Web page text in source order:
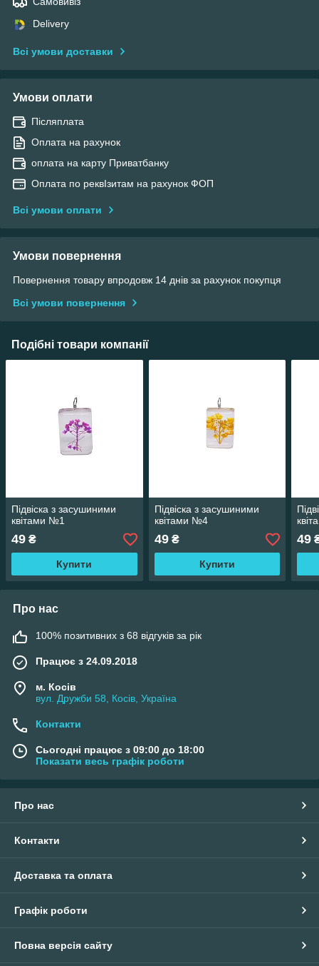
Delivery
Всі умови доставки
Умови оплати
Післяплата
Оплата на рахунок
оплата на карту Приватбанку
Оплата по реквІзитам на рахунок ФОП
Всі умови оплати
Умови повернення
Повернення товару впродовж 14 днів за рахунок покупця
Всі умови повернення
Подібні товари компанії
Підвіска з засушиними
квітами №1
49 ₴
Купити
Підвіска з засушиними
квітами №4
49₴
Купити
49
Про нас
100% позитивних з 68 відгуків за рік
Працює з 24.09.2018
м. Косів
вул. Дружби 58, Косів, Україна
Контакти
Сьогодні працює з 09:00 до 18:00
Показати весь графік роботи
Про нас
Контакти
Доставка та оплата
Графік роботи
Повна версія сайту